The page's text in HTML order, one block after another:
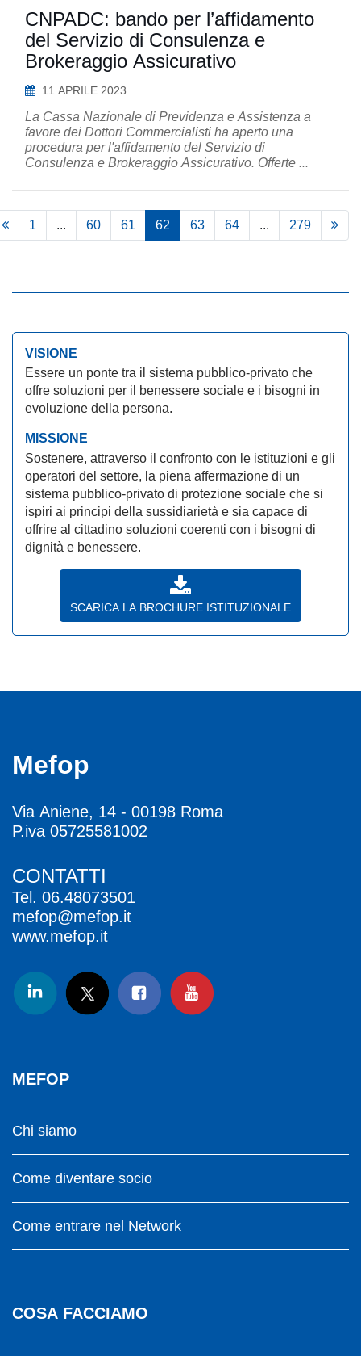
CNPADC: bando per l’affidamento
del Servizio di Consulenza e
Brokeraggio Assicurativo
11 APRILE 2023
La Cassa Nazionale di Previdenza e Assistenza a
favore dei Dottori Commercialisti ha aperto una
procedura per l'affidamento del Servizio di
Consulenza e Brokeraggio Assicurativo. Offerte ...
1 ... 60 61 62 63 64 ... 279
VISIONE
Essere un ponte tra il sistema pubblico-privato che
offre soluzioni per il benessere sociale e i bisogni in
evoluzione della persona.
MISSIONE
Sostenere, attraverso il confronto con le istituzioni e gli
operatori del settore, la piena affermazione di un
sistema pubblico-privato di protezione sociale che si
ispiri ai principi della sussidiarietà e sia capace di
offrire al cittadino soluzioni coerenti con i bisogni di
dignità e benessere.
SCARICA LA BROCHURE ISTITUZIONALE
Mefop
Via Aniene, 14 - 00198 Roma
P.iva 05725581002
CONTATTI
Tel. 06.48073501
mefop@mefop.it
www.mefop.it
MEFOP
Chi siamo
Come diventare socio
Come entrare nel Network
COSA FACCIAMO